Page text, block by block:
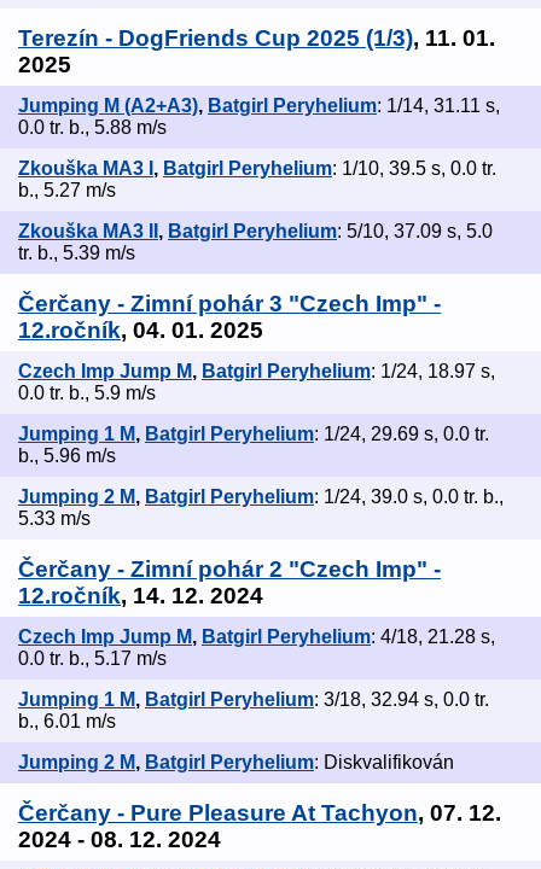
Terezín - DogFriends Cup 2025 (1/3), 11. 01.
2025
Jumping M (A2+A3), Batgirl Peryhelium: 1/14, 31.11 s,
0.0 tr. b., 5.88 m/s
Zkouška MA3 I , Batgirl Peryhelium: 1/10, 39.5 s, 0.0 tr.
b., 5.27 m/s
Zkouška MA3 II , Batgirl Peryhelium: 5/10, 37.09 s, 5.0
tr. b., 5.39 m/s
Čerčany - Zimní pohár 3 "Czech Imp" -
12.ročník, 04. 01. 2025
Czech Imp Jump M, Batgirl Peryhelium: 1/24, 18.97 s,
0.0 tr. b., 5.9 m/s
Jumping 1 M, Batgirl Peryhelium: 1/24, 29.69 s, 0.0 tr.
b., 5.96 m/s
Jumping 2 M, Batgirl Peryhelium: 1/24, 39.0 s, 0.0 tr. b.,
5.33 m/s
Čerčany - Zimní pohár 2 "Czech Imp" -
12.ročník, 14. 12. 2024
Czech Imp Jump M, Batgirl Peryhelium: 4/18, 21.28 s,
0.0 tr. b., 5.17 m/s
Jumping 1 M, Batgirl Peryhelium: 3/18, 32.94 s, 0.0 tr.
b., 6.01 m/s
Jumping 2 M, Batgirl Peryhelium: Diskvalifikován
Čerčany - Pure Pleasure At Tachyon, 07. 12.
2024 - 08. 12. 2024